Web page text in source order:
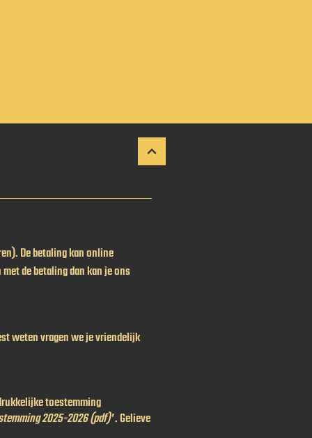
De betaling kan online
de betaling dan kan je ons
weten vragen we je vriendelijk
toestemming
2025-2026 (pdf)'. Gelieve